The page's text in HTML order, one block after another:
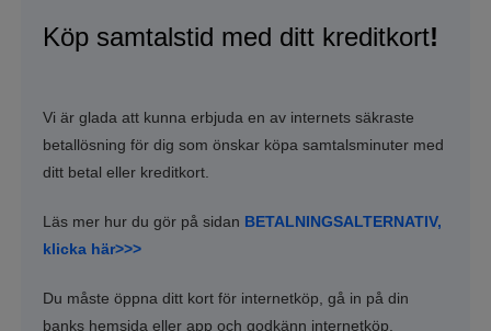
Köp samtalstid med ditt kreditkort!
Vi är glada att kunna erbjuda en av internets säkraste
betallösning för dig som önskar köpa samtalsminuter med
ditt betal eller kreditkort.
Läs mer hur du gör på sidan BETALNINGSALTERNATIV,
klicka här>>>
Du måste öppna ditt kort för internetköp, gå in på din
banks hemsida eller app och godkänn internetköp.